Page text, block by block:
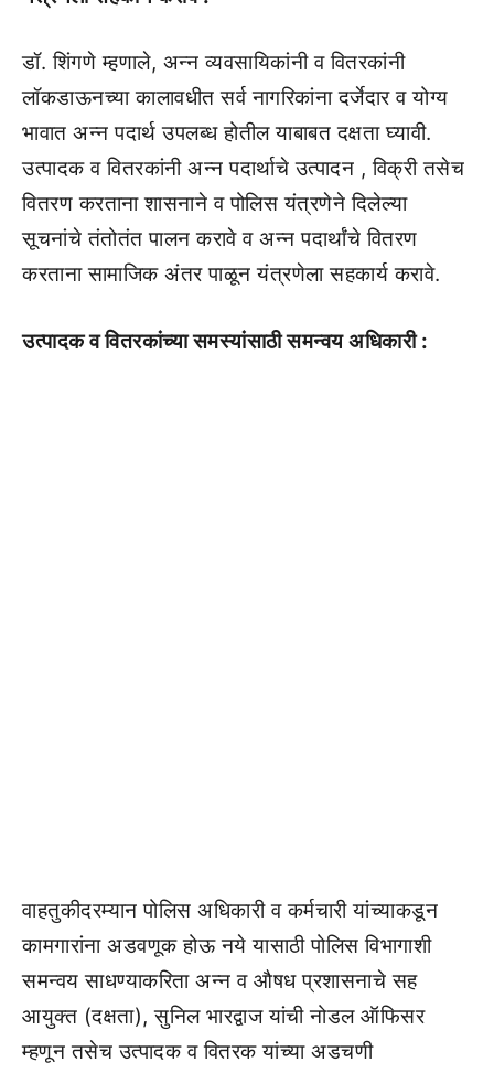
डॉ. शिंगणे म्हणाले, अन्न व्यवसायिकांनी व वितरकांनी
लॉकडाऊनच्या कालावधीत सर्व नागरिकांना दर्जेदार व योग्य
भावात अन्न पदार्थ उपलब्ध होतील याबाबत दक्षता घ्यावी.
उत्पादक व वितरकांनी अन्न पदार्थाचे उत्पादन , विक्री तसेच
वितरण करताना शासनाने व पोलिस यंत्रणेने दिलेल्या
सूचनांचे तंतोतंत पालन करावे व अन्न पदार्थांचे वितरण
करताना सामाजिक अंतर पाळून यंत्रणेला सहकार्य करावे.
उत्पादक व वितरकांच्या समस्यांसाठी समन्वय अधिकारी :
वाहतुकीदरम्यान पोलिस अधिकारी व कर्मचारी यांच्याकडून
कामगारांना अडवणूक होऊ नये यासाठी पोलिस विभागाशी
समन्वय साधण्याकरिता अन्न व औषध प्रशासनाचे सह
आयुक्त (दक्षता), सुनिल भारद्वाज यांची नोडल ऑफिसर
म्हणून तसेच उत्पादक व वितरक यांच्या अडचणी